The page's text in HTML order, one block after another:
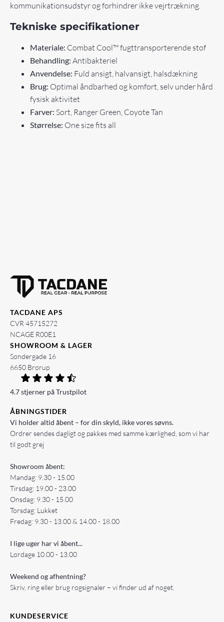
kommunikationsudstyr og forhindrer ikke vejrtrækning.
Tekniske specifikationer
Materiale: Combat Cool™ fugttransporterende stof
Behandling: Antibakteriel
Anvendelse: Fuld ansigt, halvansigt, halsdækning
Brug: Optimal åndbarhed og komfort, selv under hård
fysisk aktivitet
Farver: Sort, Ranger Green, Coyote Tan
Størrelse: One size fits all
TACDANE APS
CVR 45715272
NCAGE R00E1
SHOWROOM & LAGER
Søndergade 16
6650 Brørup
4.7 stjerner på Trustpilot
ÅBNINGSTIDER
Vi holder altid åbent – for din skyld, ikke vores søvns.
Ordrer sendes dagligt og pakkes med samme kærlighed, som vi har
til godt grej
Showroom åbent:
Mandag: 9.30 - 15.00
Tirsdag: 19.00 - 23.00
Onsdag: 9.30 - 15.00
Torsdag: Lukket
Fredag: 9.30 - 13.00 & 14.00 - 18.00
I lige uger har vi åbent...
Lørdage 10.00 - 13.00
Weekend og afhentning?
Skriv, ring eller brug røgsignaler – vi finder ud af noget.
KUNDESERVICE